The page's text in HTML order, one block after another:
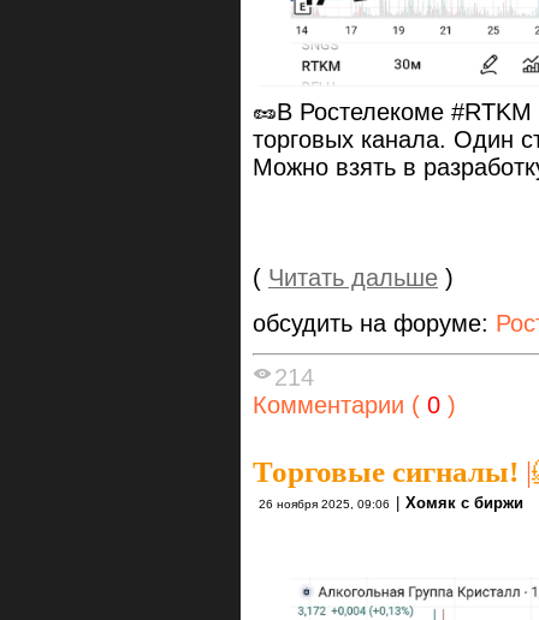
🥜В Ростелекоме
торговых канала. Один
Можно взять в
( Читать дальше )
обсудить на форуме:
214
Комментарии ( 0 )
Торговые сигналы! |
26 ноября 2025, 09:06 Хомяк с биржи